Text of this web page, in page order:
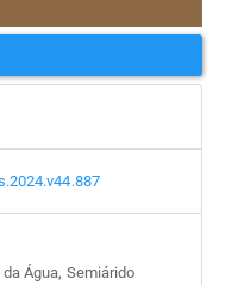
Água, Semiárido